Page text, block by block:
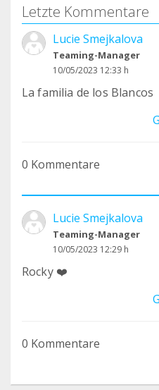
Letzte Kommentare
Lucie Smejkalova
Teaming-Manager
10/05/2023 12:33 h
La familia de los Blancos
0 Kommentare
Lucie Smejkalova
Teaming-Manager
10/05/2023 12:29 h
Rocky ❤️
0 Kommentare